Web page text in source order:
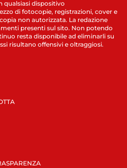
qualsiasi dispositivo
di fotocopie, registrazioni, cover e
non autorizzata. La redazione
presenti sul sito. Non potendo
resta disponibile ad eliminarli su
risultano offensivi e oltraggiosi.